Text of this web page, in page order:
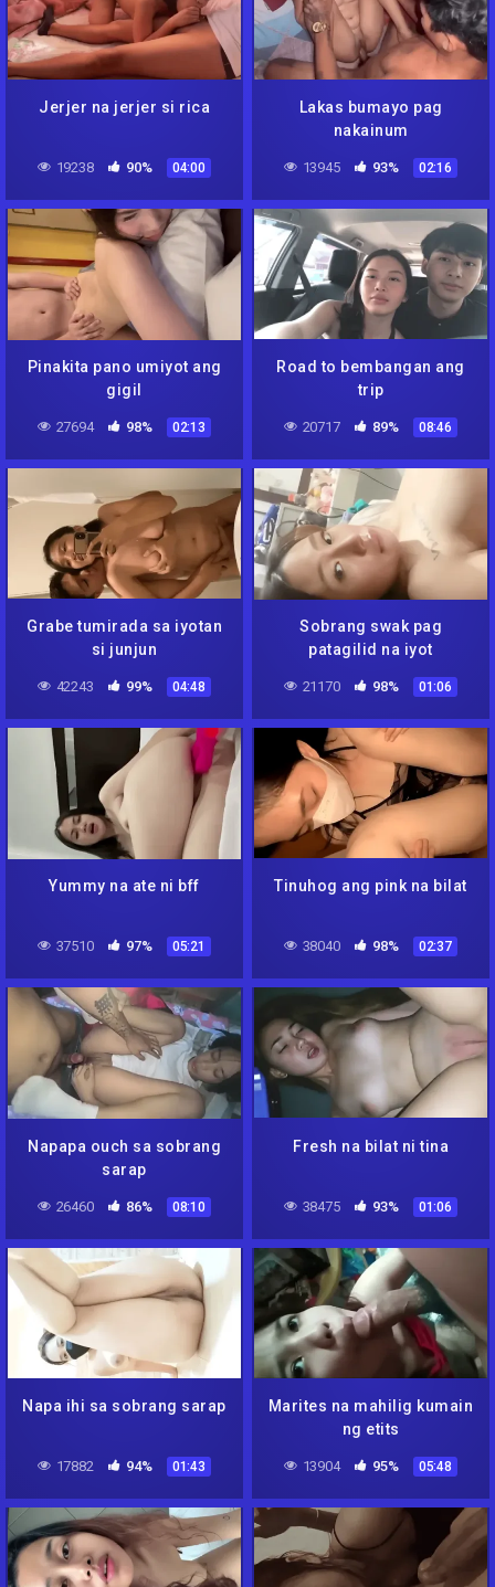
Jerjer na jerjer si rica
19238 90% 04:00
Lakas bumayo pag
nakainum
13945 93% 02:16
Pinakita pano umiyot ang
gigil
27694 98% 02:13
Road to bembangan ang
trip
20717 89% 08:46
Grabe tumirada sa iyotan
si junjun
42243 99% 04:48
Sobrang swak pag
patagilid na iyot
21170 98% 01:06
Yummy na ate ni bff
37510 97% 05:21
Tinuhog ang pink na bilat
38040 98% 02:37
Napapa ouch sa sobrang
sarap
26460 86% 08:10
Fresh na bilat ni tina
38475 93% 01:06
Napa ihi sa sobrang sarap
17882 94% 01:43
Marites na mahilig kumain
ng etits
13904 95% 05:48